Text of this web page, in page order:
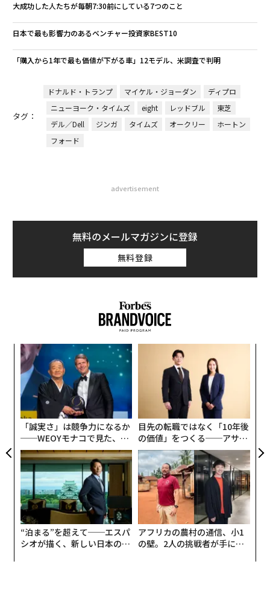
大成功した人たちが毎朝7:30前にしている7つのこと
日本で最も影響力のあるベンチャー投資家BEST10
「購入から1年で最も価値が下がる車」12モデル、米調査で判明
タグ：
ドナルド・トランプ マイケル・ジョーダン
ディプロ
ニューヨーク・タイムズ
eight レッドブル
東芝
デル／Dell
ジンガ タイムズ オークリー
ホートン
フォード
advertisement
無料のメールマガジンに登録
無料登録
「誠実さ」は競争力になるか
──WEOYモナコで見た、く
ら寿司の経営哲学
目先の転職ではなく「10年後
の価値」をつくる──アサイ
ンの長期伴走型支援とは
“泊まる”を超えて──エスパ
シオが描く、新しい日本のラ
アフリカの農村の通信、小1
の壁。2人の挑戦者が手にし